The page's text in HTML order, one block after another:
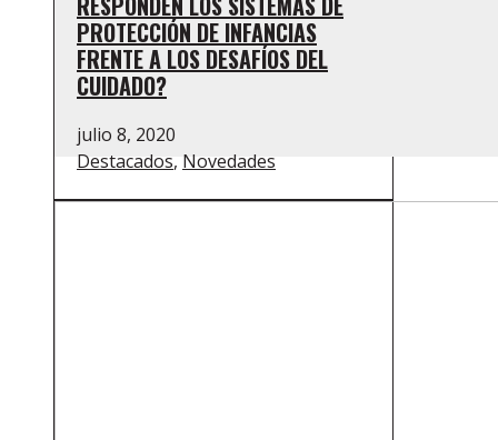
PROTECCIÓN DE INFANCIAS
FRENTE A LOS DESAFÍOS DEL
CUIDADO?
julio 8, 2020
Destacados, Novedades